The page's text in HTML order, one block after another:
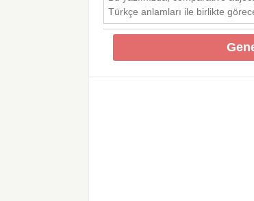
Türkçe anlamları ile birlikte